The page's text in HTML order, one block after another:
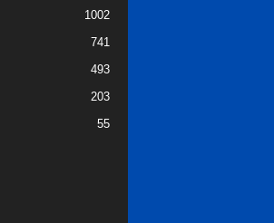
1002
741
493
203
55